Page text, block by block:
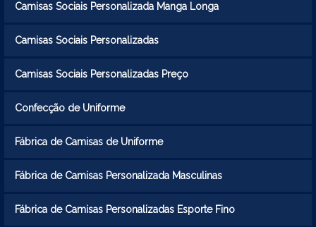
Camisas Sociais Personalizada Manga Longa
Camisas Sociais Personalizadas
Camisas Sociais Personalizadas Preço
Confecção de Uniforme
Fábrica de Camisas de Uniforme
Fábrica de Camisas Personalizada Masculinas
Fábrica de Camisas Personalizadas Esporte Fino